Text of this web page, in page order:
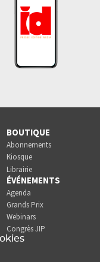
BOUTIQUE
Abonnements
Kiosque
Librairie
ÉVÉNEMENTS
Agenda
Grands Prix
Webinars
Congrès JIP